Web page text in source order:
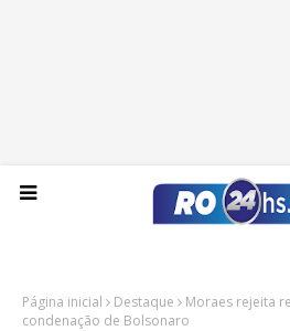
Sexta-feira, 07 de
Página inicial Destaque
Moraes rejeita
condenação de Bolsonaro